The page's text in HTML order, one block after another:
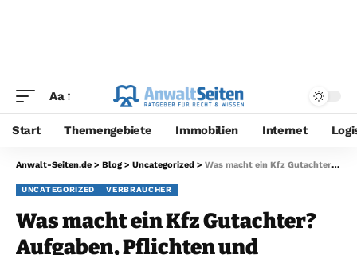
Aa
Start Themengebiete Immobilien Internet
Anwalt-Seiten.de > Blog > Uncategorized > Was macht ein Kfz Gutachter? Aufgaben, Pflichten und Zukunft
UNCATEGORIZED VERBRAUCHER
Was macht ein Kfz Gutachter?
Aufgaben, Pflichten und